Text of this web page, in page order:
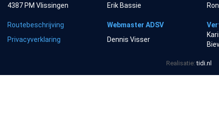
4387 PM Vlissingen
Erik Bassie
Routebeschrijving Webmaster ADSV
Privacyverklaring
Dennis Visser
Realisatie:tidi.nl